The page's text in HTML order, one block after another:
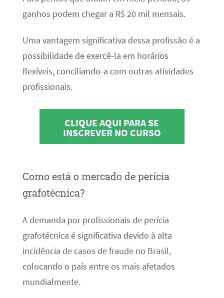
ganhos podem chegar a R$ 20 mil mensais.
Uma vantagem significativa dessa profissão é a
possibilidade de exercê-la em horários
flexíveis, conciliando-a com outras atividades
profissionais.
CLIQUE AQUI PARA SE
INSCREVER NO CURSO
Como está o mercado de perícia
grafotécnica?
A demanda por profissionais de perícia
grafotécnica é significativa devido à alta
incidência de casos de fraude no Brasil,
colocando o país entre os mais afetados
mundialmente.